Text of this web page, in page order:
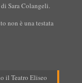
Sara Colangeli.
non è una testata
il Teatro Eliseo